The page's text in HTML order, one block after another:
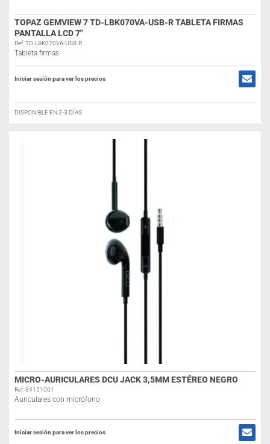
TOPAZ GEMVIEW 7 TD-LBK070VA-USB-R TABLETA FIRMAS
PANTALLA LCD 7″
Ref: TD-LBK070VA-USB-R
Tableta firmas
Iniciar sesión para ver los precios
DISPONIBLE EN 2-3 DÍAS
MICRO-AURICULARES DCU JACK 3,5MM ESTÉREO NEGRO
Ref: 34151001
Auriculares con micrófono
Iniciar sesión para ver los precios